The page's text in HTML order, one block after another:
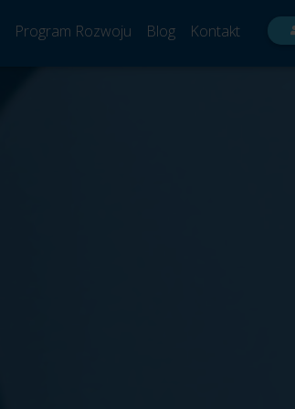
Program Rozwoju Blog Kontakt